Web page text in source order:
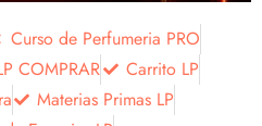
Curso de Perfumeria PRO
COMPRAR
Carrito LP
Materias Primas LP